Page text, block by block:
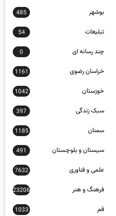
تبلیغات 54
چند رسانه ای 0
خراسان رضوی 1161
خوزستان 1042
سبک زندگی 397
سمنان 1185
سیستان و بلوچستان 491
علمی و فناوری 7632
فرهنگ و هنر 23206
قم 1033